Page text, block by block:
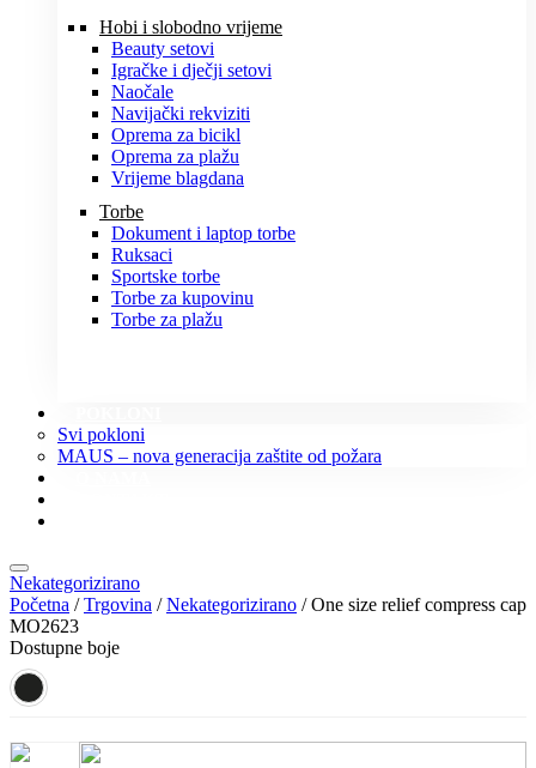
Hobi i slobodno vrijeme
Beauty setovi
Igračke i dječji setovi
Naočale
Navijački rekviziti
Oprema za bicikl
Oprema za plažu
Vrijeme blagdana
Torbe
Dokument i laptop torbe
Ruksaci
Sportske torbe
Torbe za kupovinu
Torbe za plažu
Svi pokloni
MAUS – nova generacija zaštite od požara
Nekategorizirano
Početna /Trgovina /Nekategorizirano / One size relief compress cap
MO2623
Dostupne boje